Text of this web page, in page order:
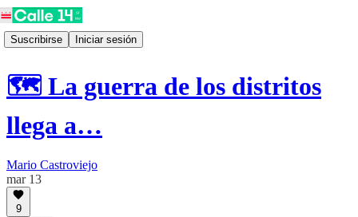
Suscribirse Iniciar sesión
🗺️ La guerra de los distritos
llega a…
Mario Castroviejo
mar 13
9